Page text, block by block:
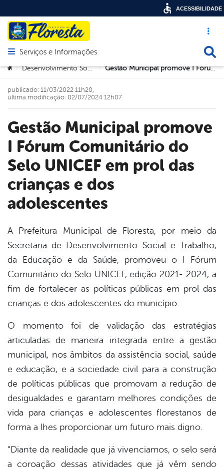
Acesso
Abrir menu principal de navegação
Serviços e Informações
Você está aqui:
> Desenvolvimento Social e Trabalho > Gestão Municipal promove I Fórum Comunitário do Selo UNICEF em prol das crianças e dos adolescentes
Gestão Municipal promove
I Fórum Comunitário do
Selo UNICEF em prol das
crianças e dos
adolescentes
publicado: 11/03/2022 11h20,
última modificação: 02/07/2024 12h07
A Prefeitura Municipal de Floresta, por meio da
Secretaria de Desenvolvimento Social e Trabalho,
da Educação e da Saúde, promoveu o I Fórum
Comunitário do Selo UNICEF, edição 2021- 2024, a
fim de fortalecer as políticas públicas em prol das
crianças e dos adolescentes do município.
O momento foi de validação das estratégias
articuladas de maneira integrada entre a gestão
municipal, nos âmbitos da assistência social, saúde
e educação, e a sociedade civil para a construção
de políticas públicas que promovam a redução de
desigualdades e garantam melhores condições de
vida para crianças e adolescentes florestanos de
forma a lhes proporcionar um futuro mais digno.
“Diante da realidade que já vivenciamos, o selo será
a coroação dessas atividades que já vêm sendo
ACESSIBILIDADE